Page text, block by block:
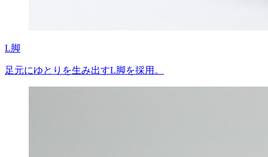
L脚
足元にゆとりを生み出すL脚を採用。